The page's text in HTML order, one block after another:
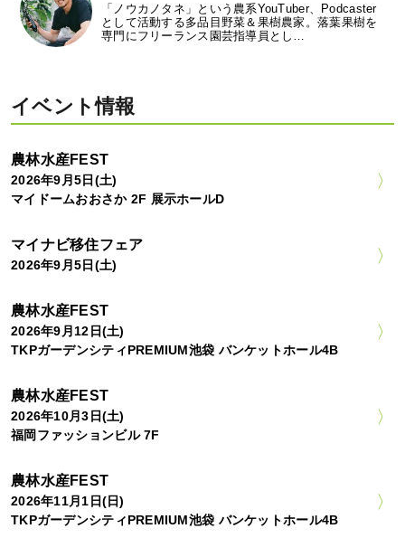
「ノウカノタネ」という農系YouTuber、Podcaster
として活動する多品目野菜＆果樹農家。落葉果樹を
専門にフリーランス園芸指導員とし…
イベント情報
農林水産FEST
2026年9月5日(土)
マイドームおおさか 2F 展示ホールD
マイナビ移住フェア
2026年9月5日(土)
農林水産FEST
2026年9月12日(土)
TKPガーデンシティPREMIUM池袋 バンケットホール4B
農林水産FEST
2026年10月3日(土)
福岡ファッションビル 7F
農林水産FEST
2026年11月1日(日)
TKPガーデンシティPREMIUM池袋 バンケットホール4B